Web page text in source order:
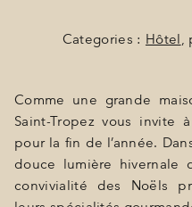
SUITES &
SPA BY
BONS
ÉVÈNEMENTS
Categories : Hôtel,
Comme une grande
Saint-Tropez vous invite
pour la fin de l’année.
douce lumière hivernale
convivialité des Noëls